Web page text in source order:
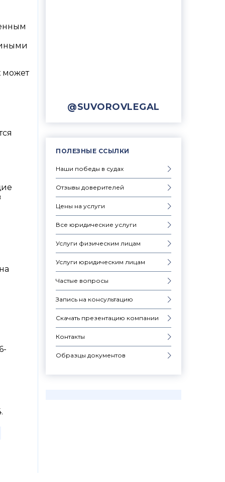
@SUVOROVLEGAL
ПОЛЕЗНЫЕ ССЫЛКИ
Наши победы в судах
Отзывы доверителей
Цены на услуги
Все юридические услуги
Услуги физическим лицам
Услуги юридическим лицам
Частые вопросы
Запись на консультацию
Скачать презентацию компании
Контакты
Образцы документов
может